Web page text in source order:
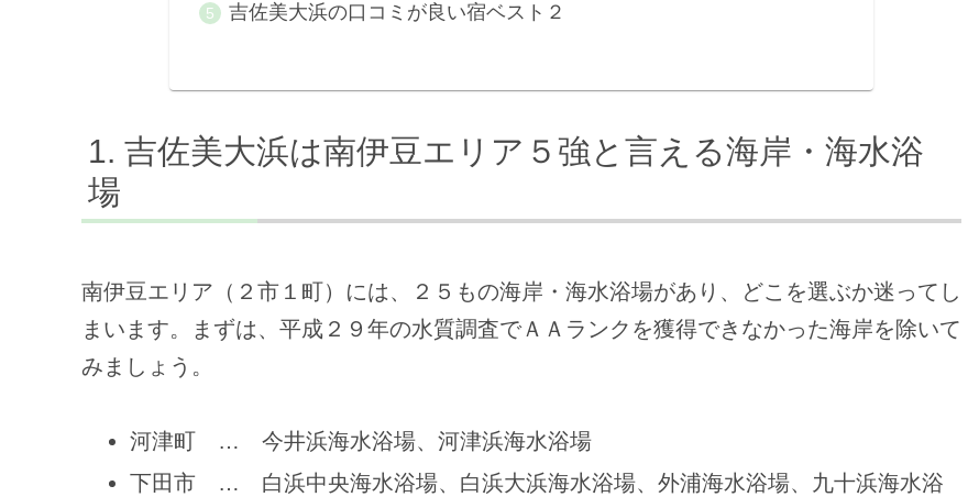
吉佐美大浜の口コミが良い宿ベスト２
吉佐美大浜は南伊豆エリア５強と言える海岸・海水浴
場
南伊豆エリア（２市１町）には、２５もの海岸・海水浴場があり、どこを選ぶか迷ってし
まいます。まずは、平成２９年の水質調査でＡＡランクを獲得できなかった海岸を除いて
みましょう。
河津町 … 今井浜海水浴場、河津浜海水浴場
下田市 … 白浜中央海水浴場、白浜大浜海水浴場、外浦海水浴場、九十浜海水浴